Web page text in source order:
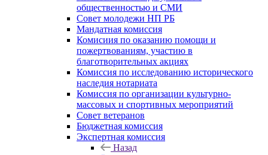
общественностью и СМИ
Совет молодежи НП РБ
Мандатная комиссия
Комисиия по оказанию помощи и
пожертвованиям, участию в
благотворительных акциях
Комиссия по исследованию исторического
наследия нотариата
Комиссия по организации культурно-
массовых и спортивных мероприятий
Совет ветеранов
Бюджетная комиссия
Экспертная комиссия
Назад